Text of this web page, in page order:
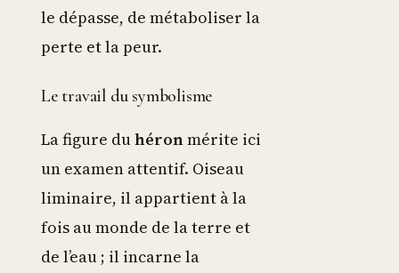
le dépasse, de métaboliser la
perte et la peur.
Le travail du symbolisme
La figure duhéronmérite ici
un examen attentif. Oiseau
liminaire, il appartient à la
fois au monde de la terre et
de l’eau ; il incarne la